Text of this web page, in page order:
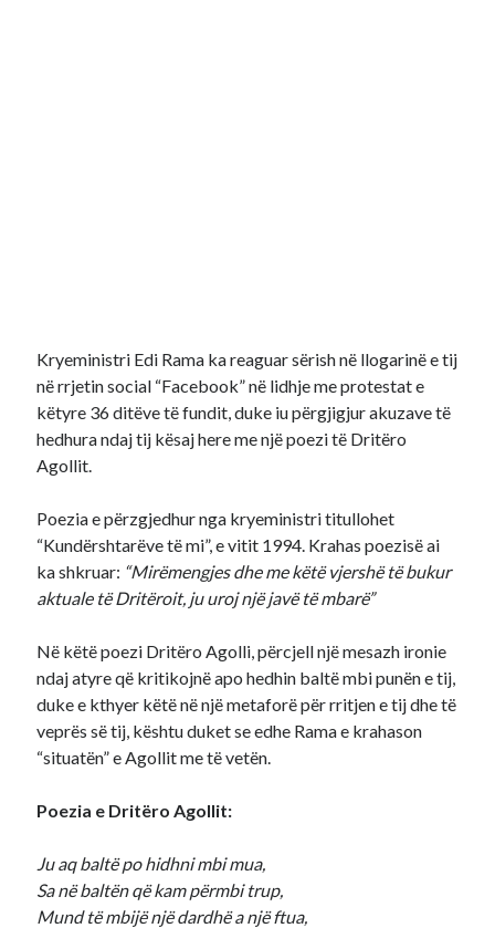
Kryeministri Edi Rama ka reaguar sërish në llogarinë e tij
në rrjetin social “Facebook” në lidhje me protestat e
këtyre 36 ditëve të fundit, duke iu përgjigjur akuzave të
hedhura ndaj tij kësaj here me një poezi të Dritëro
Agollit.
Poezia e përzgjedhur nga kryeministri titullohet
“Kundërshtarëve të mi”, e vitit 1994. Krahas poezisë ai
ka shkruar: “Mirëmengjes dhe me këtë vjershë të bukur
aktuale të Dritëroit, ju uroj një javë të mbarë”
Në këtë poezi Dritëro Agolli, përcjell një mesazh ironie
ndaj atyre që kritikojnë apo hedhin baltë mbi punën e tij,
duke e kthyer këtë në një metaforë për rritjen e tij dhe të
veprës së tij, kështu duket se edhe Rama e krahason
“situatën” e Agollit me të vetën.
Poezia e Dritëro Agollit:
Ju aq baltë po hidhni mbi mua,
Sa në baltën që kam përmbi trup,
Mund të mbijë një dardhë a një ftua,